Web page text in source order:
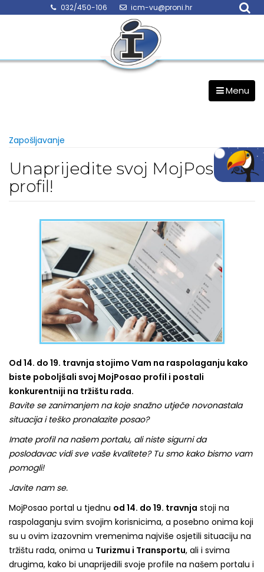
032/450-106 icm-vu@proni.hr
Menu
Zapošljavanje
Unaprijedite svoj MojPosao
profil!
Od 14. do 19. travnja stojimo Vam na raspolaganju kako
biste poboljšali svoj MojPosao profil i postali
konkurentniji na tržištu rada.
Bavite se zanimanjem na koje snažno utječe novonastala
situacija i teško pronalazite posao?
Imate profil na našem portalu, ali niste sigurni da
poslodavac vidi sve vaše kvalitete? Tu smo kako bismo vam
pomogli!
Javite nam se.
MojPosao portal u tjednu od 14. do 19. travnja stoji na
raspolaganju svim svojim korisnicima, a posebno onima koji
su u ovim izazovnim vremenima najviše osjetili situaciju na
tržištu rada, onima u Turizmu i Transportu, ali i svima
drugima, kako bi unaprijedili svoje profile na našem portalu i